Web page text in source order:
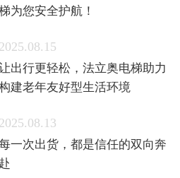
为您安全护航！
2025.08.15
出行更轻松，法立奥电梯助力
建老年友好型生活环境
2025.08.13
一次出货，都是信任的双向奔
赴